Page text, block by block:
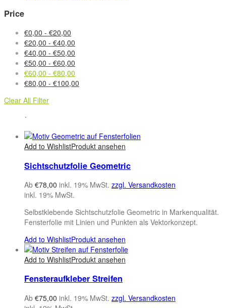
Price
€0,00 - €20,00
€20,00 - €40,00
€40,00 - €50,00
€50,00 - €60,00
€60,00 - €80,00
€80,00 - €100,00
Clear All Filter
Add to WishlistProdukt ansehen
Sichtschutzfolie Geometric
Ab €78,00 inkl. 19% MwSt. zzgl. Versandkosten
inkl. 19% MwSt.
Selbstklebende Sichtschutzfolie Geometric in Markenqualität.
Fensterfolie mit Linien und Punkten als Vektorkonzept.
Add to WishlistProdukt ansehen
Add to WishlistProdukt ansehen
Fensteraufkleber Streifen
Ab €75,00 inkl. 19% MwSt. zzgl. Versandkosten